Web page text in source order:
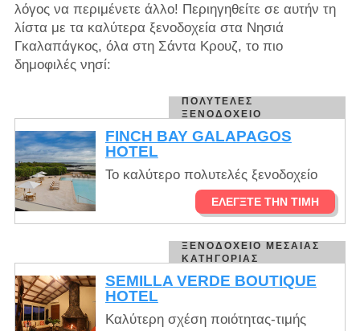
λόγος να περιμένετε άλλο! Περιηγηθείτε σε αυτήν τη
λίστα με τα καλύτερα ξενοδοχεία στα Νησιά
Γκαλαπάγκος, όλα στη Σάντα Κρουζ, το πιο
δημοφιλές νησί:
ΠΟΛΥΤΕΛΈΣ
ΞΕΝΟΔΟΧΕΊΟ
FINCH BAY GALAPAGOS
HOTEL
Το καλύτερο πολυτελές ξενοδοχείο
ΕΛΈΓΞΤΕ ΤΗΝ ΤΙΜΉ
ΞΕΝΟΔΟΧΕΊΟ ΜΕΣΑΊΑΣ
ΚΑΤΗΓΟΡΊΑΣ
SEMILLA VERDE BOUTIQUE
HOTEL
Καλύτερη σχέση ποιότητας-τιμής